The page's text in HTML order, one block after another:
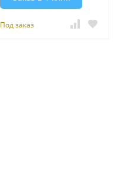
Под заказ